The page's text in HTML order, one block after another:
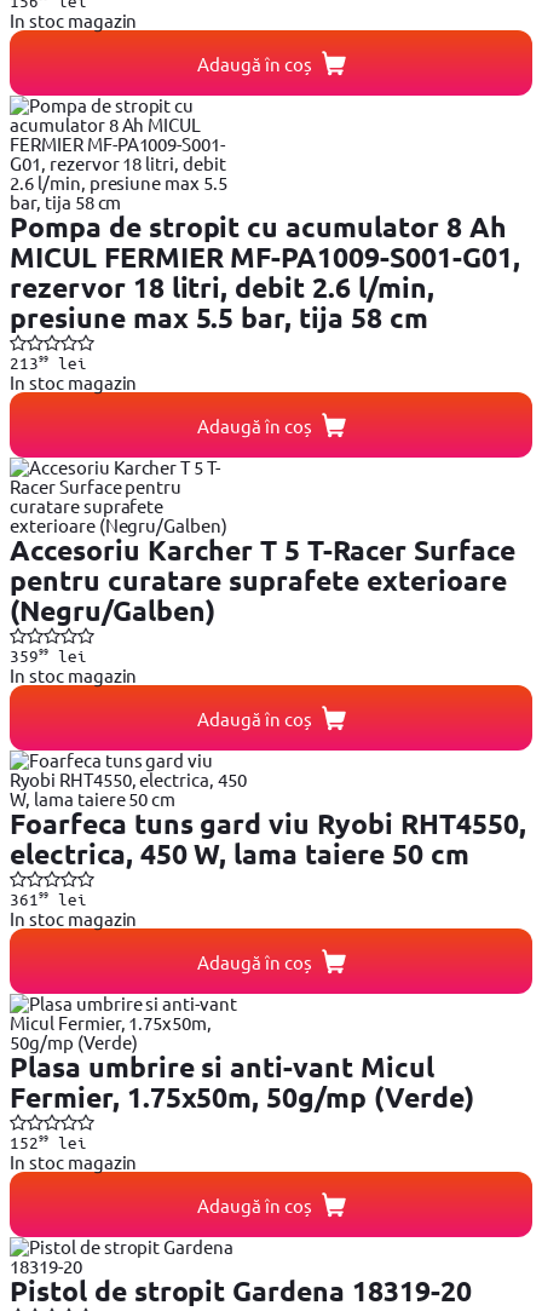
In stoc magazin
Adaugă în coș
Pompa de stropit cu acumulator 8 Ah
MICUL FERMIER MF-PA1009-S001-G01,
rezervor 18 litri, debit 2.6 l/min,
presiune max 5.5 bar, tija 58 cm
21399lei
In stoc magazin
Adaugă în coș
Accesoriu Karcher T 5 T-Racer Surface
pentru curatare suprafete exterioare
(Negru/Galben)
35999lei
In stoc magazin
Adaugă în coș
Foarfeca tuns gard viu Ryobi RHT4550,
electrica, 450 W, lama taiere 50 cm
361 99lei
In stoc magazin
Adaugă în coș
Plasa umbrire si anti-vant Micul
Fermier, 1.75x50m, 50g/mp (Verde)
15299lei
In stoc magazin
Adaugă în coș
Pistol de stropit Gardena 18319-20